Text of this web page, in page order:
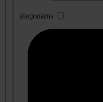
stacjonarna